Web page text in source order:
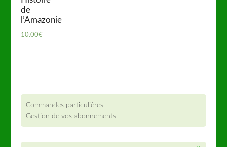
de
l’Amazonie
10.00€
Commandes particulières
Gestion de vos abonnements